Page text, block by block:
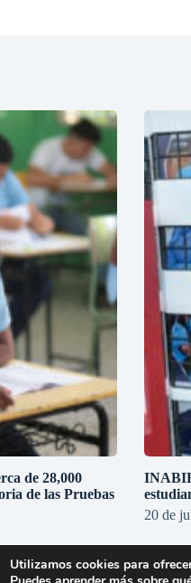
de 28,000
de las Pruebas
20 de
Utilizamos cookies para